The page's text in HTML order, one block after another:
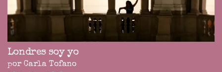
Londres soy yo
por Carla Tofano